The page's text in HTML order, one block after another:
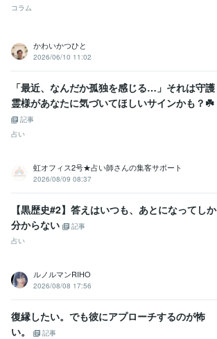
コラム
かわいかつひと
2026/06/10 11:02
「最近、なんだか孤独を感じる…」それは守護
霊様があなたに気づいてほしいサインかも？☘️
記事
占い
虹オフィス2号★占い師さんの集客サポート
2026/08/09 08:37
【黒歴史#2】答えはいつも、あとになってしか
分からない
記事
占い
ルノルマンRIHO
2026/08/08 17:56
復縁したい。でも彼にアプローチするのが怖
い。
記事